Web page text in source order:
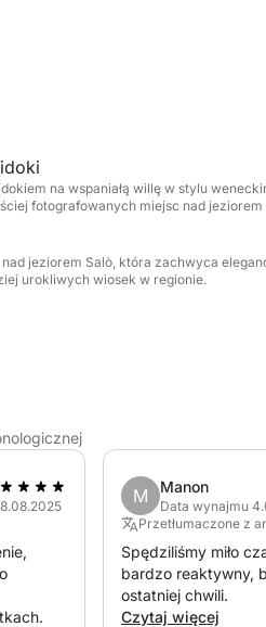
miejsc.
orzeźwiającą kąpiel w
oraz sprzęt
idealną atmosferę. To
na wspaniałą willę w stylu
fotografowanych miejsc nad jeziorem
jeziorem Salò, która zachwyca
urokliwych wiosek w regionie.
M Manon
Data wynajmu
Przetłumaczone z
Spędziliśmy miło
bardzo reaktywny,
ostatniej chwili.
Czytaj więcej